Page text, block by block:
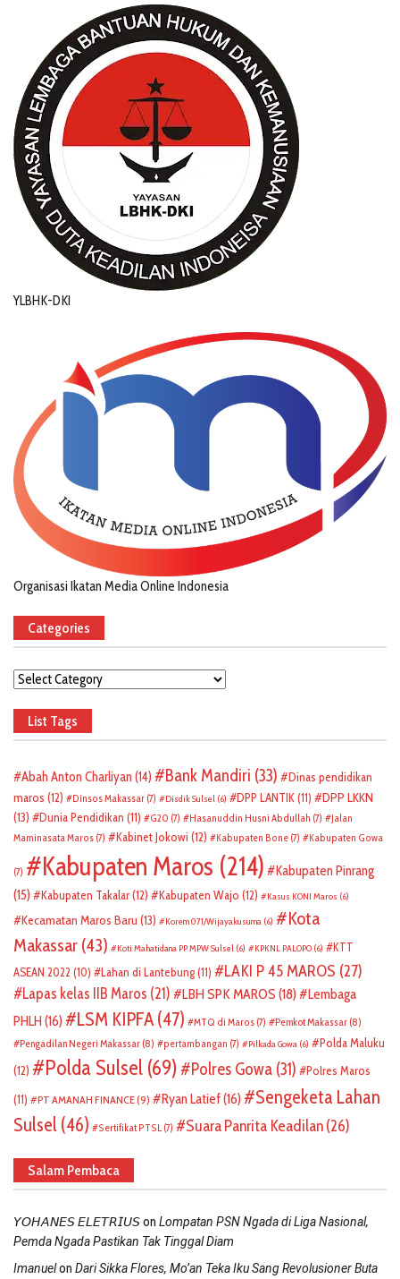
YLBHK-DKI
Organisasi Ikatan Media Online Indonesia
Categories
Categories
List Tags
Abah Anton Charliyan (14) Bank Mandiri (33)
Dinas pendidikan
maros (12) Dinsos Makassar (7) Disdik Sulsel (6) DPP LANTIK(11)
DPP LKKN
(13)
Dunia Pendidikan (11) G20 (7) Hasanuddin Husni Abdullah (7)
Jalan
Maminasata Maros (7) Kabinet Jokowi (12) Kabupaten Bone (7) Kabupaten Gowa
(7) Kabupaten Maros (214)
Kabupaten Pinrang
(15)
Kabupaten Takalar(12) Kabupaten Wajo (12) Kasus KONI Maros (6)
Kecamatan Maros Baru (13) Korem 071/Wijayakusuma (6)
Kota
Makassar (43) Koti Mahatidana PP MPW Sulsel (6) KPKNL PALOPO (6)
KTT
ASEAN 2022 (10) Lahan di Lantebung(11) LAKI P 45 MAROS (27)
Lapas kelas IIB Maros (21) LBH SPK MAROS (18)
Lembaga
PHLH (16) LSM KIPFA (47) MTQ di Maros (7) Pemkot Makassar (8)
Pengadilan Negeri Makassar (8) pertambangan (7) Pilkada Gowa (6)
Polda Maluku
(12)
Polda Sulsel (69) Polres Gowa (31)
Polres Maros
(11)
PT AMANAH FINANCE(9) Ryan Latief(16)
Sengeketa Lahan
Sulsel (46) Sertifikat PTSL (7) Suara Panrita Keadilan(26)
Salam Pembaca
𝘠𝘖𝘏𝘈𝘕𝘌𝘚 𝘌𝘓𝘌𝘛𝘙𝘐𝘜𝘚on Lompatan PSN Ngada di Liga Nasional,
Pemda Ngada Pastikan Tak Tinggal Diam
Imanuelon Dari Sikka Flores, Mo’an Teka Iku Sang Revolusioner Buta